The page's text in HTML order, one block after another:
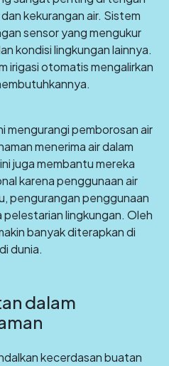
kekurangan air. Sistem
sensor yang mengukur
kondisi lingkungan lainnya.
irigasi otomatis mengalirkan
mengurangi pemborosan air
menerima air dalam
juga membantu mereka
karena penggunaan air
pengurangan penggunaan
lingkungan. Oleh
banyak diterapkan di
dunia.
dalam
kecerdasan buatan